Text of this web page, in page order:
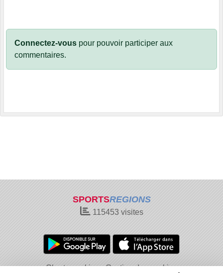
Connectez-vous pour pouvoir participer aux
commentaires.
SPORTSREGIONS
115453 visites
Charte cookies Gestion des cookies